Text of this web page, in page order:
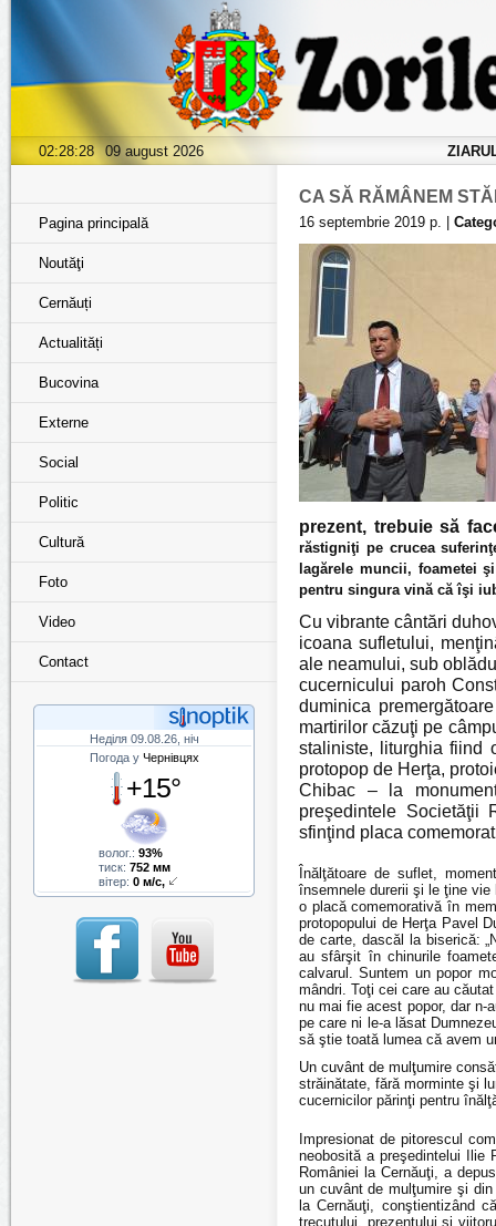
02:28:30 09 august 2026
Pagina principală
Noutăţi
Cernăuți
Actualități
Bucovina
Externe
Social
Politic
Cultură
Foto
Video
Contact
Неділя 09.08.26, ніч
Погода у Чернівцях
+15°
волог.: 93%
тиск: 752 мм
вітер: 0 м/с,
CA SĂ RĂMÂNEM
16 septembrie 2019 р. |
prezent, trebuie să
răstigniţi pe crucea
lagărele muncii, foametei
pentru singura vină că îşi
Cu vibrante cântări
icoana sufletului,
ale neamului, sub
cucernicului paroh
duminica
martirilor căzuţi pe
staliniste, liturghia fiind
protopop de Herţa,
Chibac – la
preşedintele Societăţii
sfinţind placa
Înălţătoare de suflet,
însemnele durerii şi le ţine vie
o placă comemorativă în
protopopului de Herţa Pavel
de carte, dascăl la biserică:
au sfârşit în chinurile
calvarul. Suntem un popor
mândri. Toţi cei care au
nu mai fie acest popor, dar n-
pe care ni le-a lăsat
să ştie toată lumea că avem
Un cuvânt de mulţumire
străinătate, fără morminte şi
cucernicilor părinţi pentru
Impresionat de pitorescul
neobosită a preşedintelui Ilie
României la Cernăuţi, a
un cuvânt de mulţumire şi
la Cernăuţi, conştientizând
trecutului, prezentului şi